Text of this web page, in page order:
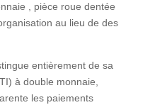
, pièce roue dentée
au lieu de des
entièrement de sa
à double monnaie,
les paiements